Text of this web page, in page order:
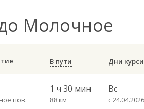
Молочное
В пути
пов.
1 ч 30 мин
88 км
Вс